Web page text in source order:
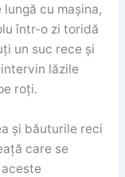
cu mașina,
într-o zi toridă
un suc rece și
lăzile
roți.
și băuturile reci
care se